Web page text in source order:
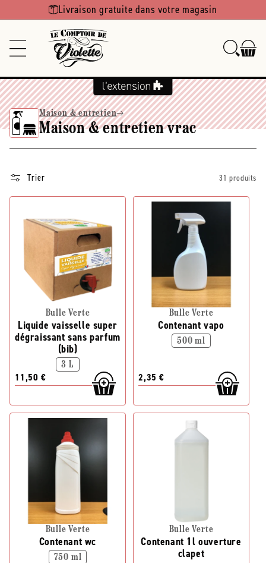
Ignorer et
passer au Livraison gratuite dans votre magasin
Maison & entretien
Maison & entretien vrac
Trier 31 produits
Bulle Verte
Liquide vaisselle super
dégraissant sans parfum
(bib)
3 L
11,50 €
Bulle Verte
Contenant vapo
500 ml
2,35 €
Bulle Verte
Contenant wc
750 ml
Bulle Verte
Contenant 1l ouverture
clapet